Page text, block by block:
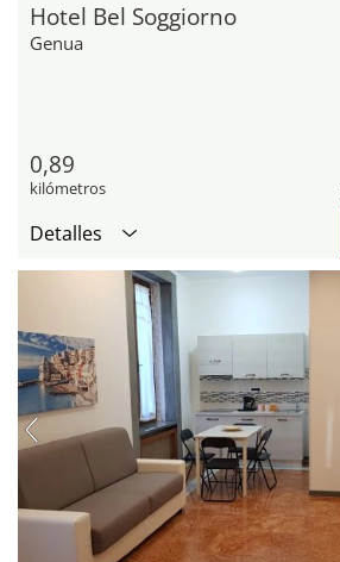
Hotel Bel Soggiorno
Genua
0,89
kilómetros
Detalles